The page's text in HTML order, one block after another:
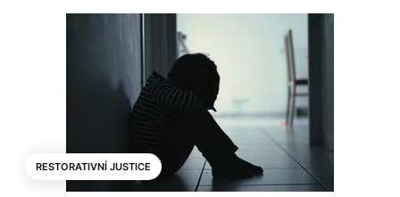
RESTORATIVNÍ JUSTICE